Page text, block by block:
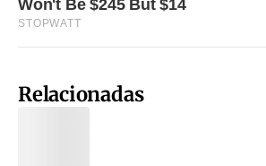
Relacionadas